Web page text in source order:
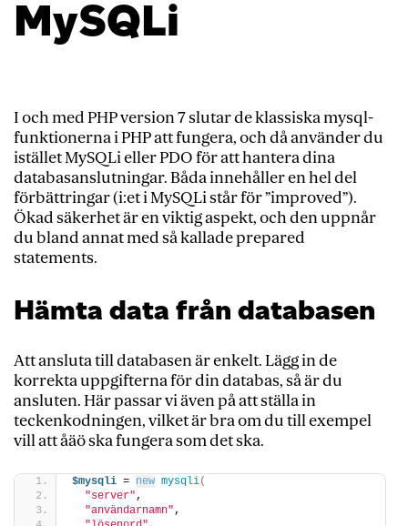
MySQLi
I och med PHP version 7 slutar de klassiska mysql-
funktionerna i PHP att fungera, och då använder du
istället MySQLi eller PDO för att hantera dina
databasanslutningar. Båda innehåller en hel del
förbättringar (i:et i MySQLi står för ”improved”).
Ökad säkerhet är en viktig aspekt, och den uppnår
du bland annat med så kallade prepared
statements.
Hämta data från databasen
Att ansluta till databasen är enkelt. Lägg in de
korrekta uppgifterna för din databas, så är du
ansluten. Här passar vi även på att ställa in
teckenkodningen, vilket är bra om du till exempel
vill att åäö ska fungera som det ska.
$mysqli = new mysqli(
"server",
"användarnamn",